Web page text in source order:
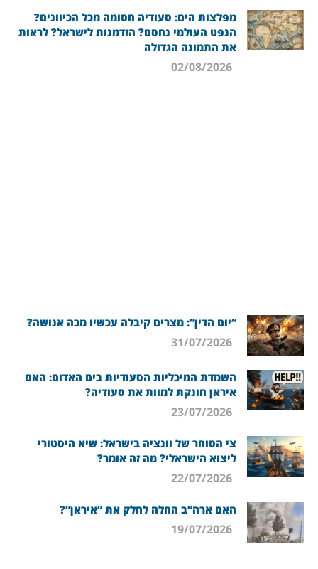
מפלצות הים: סעודיה חסומה מכל הכיוונים?
הנפט העולמי נחסם? הזדמנות לישראל? לראות
את התמונה הגדולה
“יום הדין”: מצרים קיבלה עכשיו מכה אנושה?
השמדת המיכליות הסעודיות בים האדום: האם
איראן חונקת למוות את סעודיה?
צי הסוחר של וונציה בישראל: שיא היסטורי
ליצוא הישראלי? מה זה אומר?
האם ארה”ב החלה לחלק את “איראן”?